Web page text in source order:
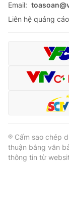
Email:
Liên hệ quảng
® Cấm sao chép
thuận bằng văn
thông tin từ